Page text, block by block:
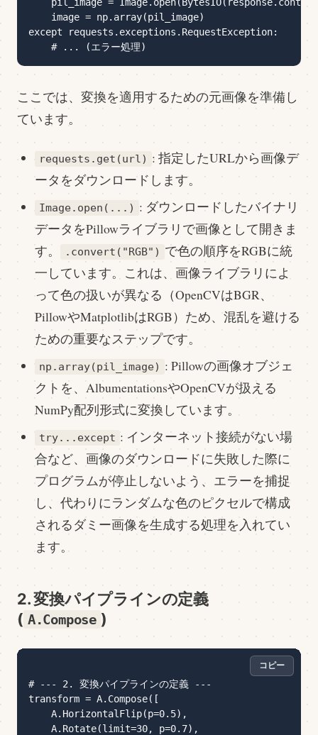
    image = np.array(pil_image)
except requests.exceptions.RequestException:
ここでは、変換を適用するための元画像を準備し
ています。
requests.get(url) : 指定したURLから画像デ
ータをダウンロードします。
Image.open(...) : ダウンロードしたバイナリ
データをPillowライブラリで画像として開きま
す。
.convert("RGB") で色の順序をRGBに統
一しています。これは、画像ライブラリによ
って色の扱いが異なる（OpenCVはBGR、
PillowやMatplotlibはRGB）ため、混乱を避ける
ための重要なステップです。
np.array(pil_image) : Pillowの画像オブジェ
クトを、AlbumentationsやOpenCVが扱える
NumPy配列形式に変換しています。
try...except : インターネット接続がない場
合など、画像のダウンロードに失敗した際に
プログラムが停止しないよう、エラーを捕捉
し、代わりにランダムな色のピクセルで構成
されるダミー画像を生成する処理を入れてい
ます。
2. 変換パイプラインの定義
( A.Compose )
コピー
# --- 2. 変換パイプラインの定義 ---
transform = A.Compose([
    A.HorizontalFlip(p=0.5),
    A.Rotate(limit=30, p=0.7),